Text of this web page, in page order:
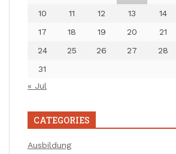
10
11 12 13 14
17
18 19 20 21
24
25 26 27 28
31
« Jul
CATEGORIES
Ausbildung